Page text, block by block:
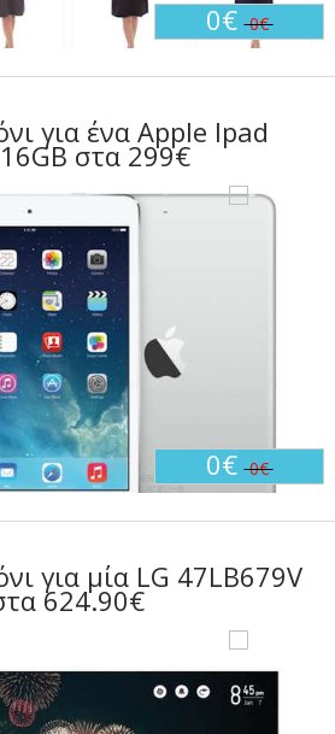
0€0€
για ένα Apple Ipad
στα 299€
0€0€
για μία LG 47LB679V
624.90€